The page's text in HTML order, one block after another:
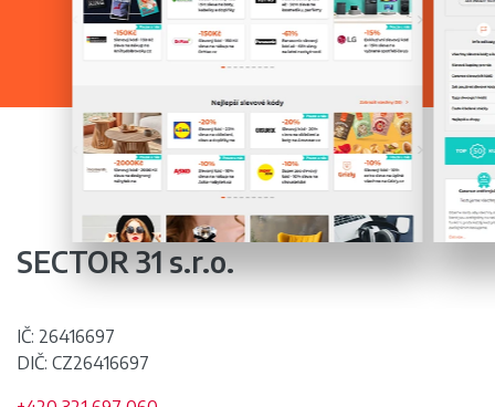
Kontakt
SECTOR 31 s.r.o.
IČ: 26416697
DIČ: CZ26416697